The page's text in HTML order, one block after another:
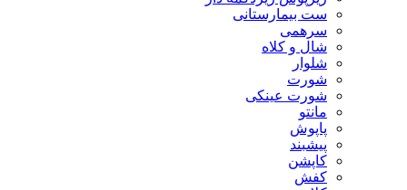
ست بیمارستانی
سرهمی
شال و کلاه
شلوار
شورت
شورت عینکی
مانتو
پاپوش
پیشبند
کاپشن
کفش